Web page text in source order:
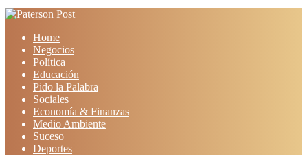
Home
Negocios
Política
Educación
Pido la Palabra
Sociales
Economía & Finanzas
Medio Ambiente
Suceso
Deportes